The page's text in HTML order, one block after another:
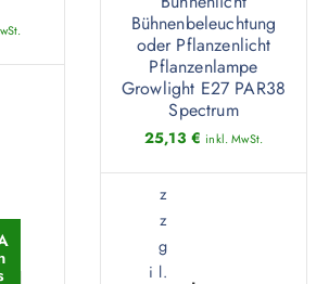
Bühnenbeleuchtung
oder Pflanzenlicht
Pflanzenlampe
Growlight E27 PAR38
Spectrum
25,13 € inkl. MwSt.
i
z
z
g
l.